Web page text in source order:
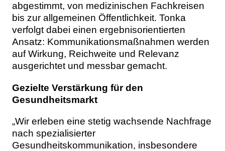
abgestimmt, von medizinischen Fachkreisen
bis zur allgemeinen Öffentlichkeit. Tonka
verfolgt dabei einen ergebnisorientierten
Ansatz: Kommunikationsmaßnahmen werden
auf Wirkung, Reichweite und Relevanz
ausgerichtet und messbar gemacht.
Gezielte Verstärkung für den
Gesundheitsmarkt
„Wir erleben eine stetig wachsende Nachfrage
nach spezialisierter
Gesundheitskommunikation, insbesondere